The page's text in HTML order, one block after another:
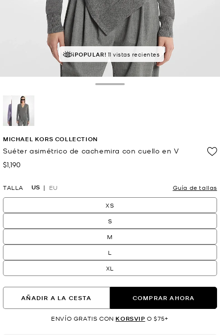
¡POPULAR! 11 vistas recientes
MICHAEL KORS COLLECTION
Suéter asimétrico de cachemira con cuello en V
Ahora
$1,190
TALLA US EU Guía de tallas
XS
S
M
L
XL
AÑADIR A LA CESTA COMPRAR AHORA
ENVÍO GRATIS CON KORSVIP O $75+